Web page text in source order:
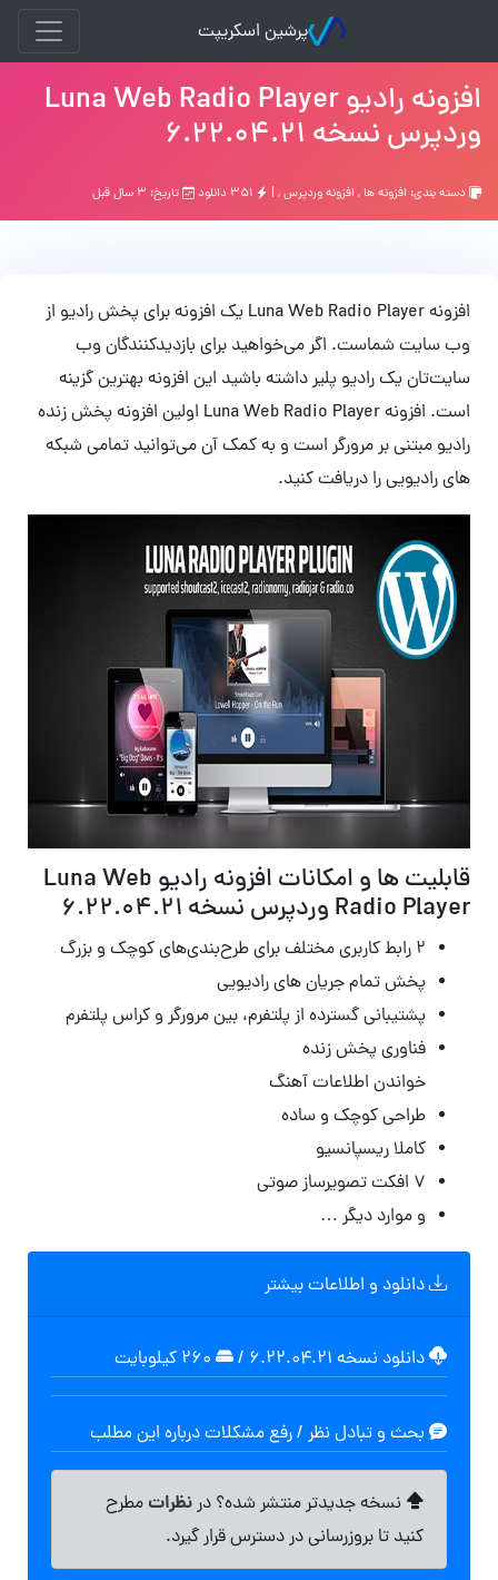
پرشین اسکریپت
افزونه رادیو Luna Web Radio Player
وردپرس نسخه 6.22.04.21
دسته بندی: افزونه ها, افزونه وردپرس, | تاریخ: ۳ سال قبل
افزونه Luna Web Radio Player یک افزونه برای پخش رادیو از
وب سایت شماست. اگر می‌خواهید برای بازدیدکنندگان وب
سایت‌تان یک رادیو پلیر داشته باشید این افزونه بهترین گزینه
است. افزونه Luna Web Radio Player اولین افزونه پخش زنده
رادیو مبتنی بر مرورگر است و به کمک آن می‌توانید تمامی شبکه
های رادیویی را دریافت کنید.
قابلیت ها و امکانات افزونه رادیو Luna Web
Radio Player وردپرس نسخه 6.22.04.21
۲ رابط کاربری مختلف برای طرح‌بندی‌های کوچک و بزرگ
پخش تمام جریان های رادیویی
پشتیبانی گسترده از پلتفرم، بین مرورگر و کراس پلتفرم
فناوری پخش زنده
خواندن اطلاعات آهنگ
طراحی کوچک و ساده
کاملا ریسپانسیو
۷ افکت تصویرساز صوتی
و موارد دیگر …
دانلود و اطلاعات بیشتر
دانلود نسخه ۶.۲۲.۰۴.۲۱ /
بحث و تبادل نظر / رفع مشکلات درباره این مطلب
نسخه جدیدتر منتشر شده؟ درنظراتمطرح
کنید تا بروزرسانی در دسترس قرار گیرد.